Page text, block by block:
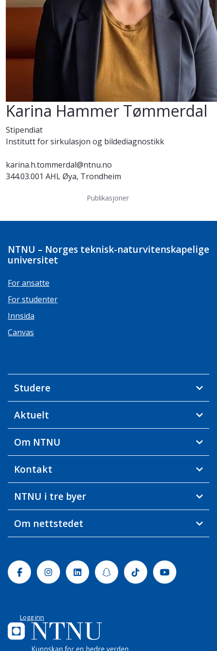
Karina Hammer Tømmerdal
Stipendiat
Institutt for sirkulasjon og bildediagnostikk
karina.h.tommerdal@ntnu.no
344.03.001 AHL Øya, Trondheim
Publikasjoner
NTNU – Norges teknisk-naturvitenskapelige
universitet
For ansatte
For studenter
Innsida
Canvas
Studere
Aktuelt
Om NTNU
Kontakt
NTNU i tre byer
Om nettstedet
FacebookInstagramLinkedinSnapchatTiktok Youtube
Logg inn